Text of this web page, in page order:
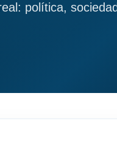
política,